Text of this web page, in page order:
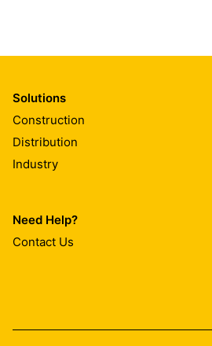
Solutions
Construction
Distribution
Industry
Need Help?
Contact Us